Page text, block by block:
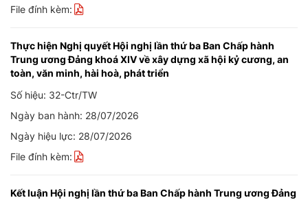
File đính kèm:
Thực hiện Nghị quyết Hội nghị lần thứ ba Ban Chấp hành
Trung ương Đảng khoá XIV về xây dựng xã hội kỷ cương, an
toàn, văn minh, hài hoà, phát triển
Số hiệu: 32-Ctr/TW
Ngày ban hành: 28/07/2026
Ngày hiệu lực: 28/07/2026
File đính kèm:
Kết luận Hội nghị lần thứ ba Ban Chấp hành Trung ương Đảng